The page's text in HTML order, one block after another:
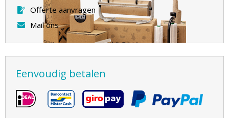
Offerte aanvragen
Mail ons
Eenvoudig betalen